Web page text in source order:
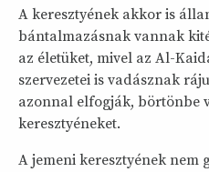
A keresztyének akkor is
bántalmazásnak vannak
az életüket, mivel az Al-
szervezetei is vadásznak
azonnal elfogják, börtönbe
keresztyéneket.
A jemeni keresztyének nem